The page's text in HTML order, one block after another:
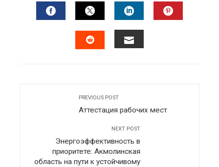
FACEBOOKTWITTERLINKEDIN
PREVIOUS POST
Аттестация рабочих мест
NEXT POST
Энергоэффективность в
приоритете: Акмолинская
область на пути к устойчивому